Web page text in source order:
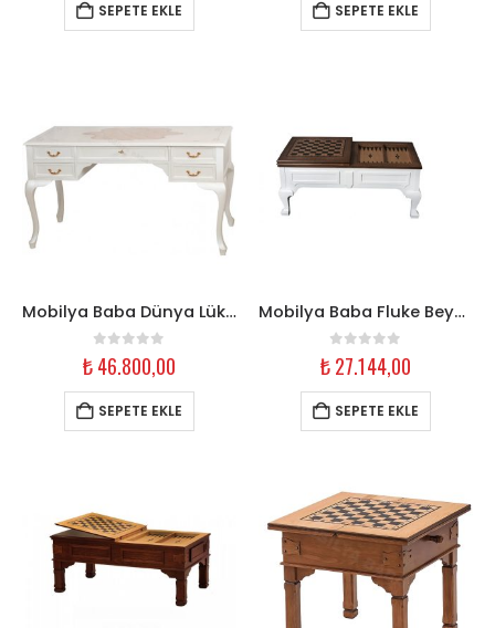
SEPETE EKLE SEPETE EKLE
Mobilya Baba Dünya Lüks Sedef Lake Çalışma Masası – 145 cm Beyaz
0out of 5
₺46.800,00
SEPETE EKLE
Mobilya Baba Fluke Beyaz Açılır Tavla Orta Sehpa
0out of 5
₺27.144,00
SEPETE EKLE